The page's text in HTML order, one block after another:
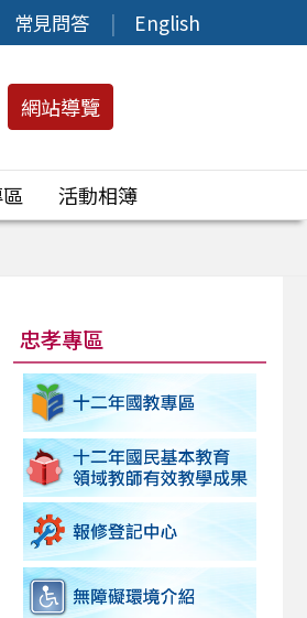
常見問答 English
網站導覽
活動相簿
忠孝專區